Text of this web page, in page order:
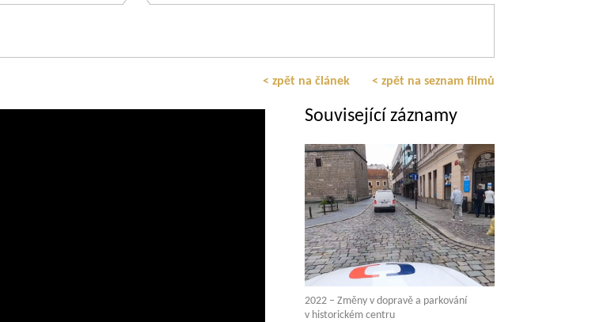
< zpět na článek < zpět na seznam filmů
Související záznamy
2022 – Změny v dopravě a parkování
v historickém centru